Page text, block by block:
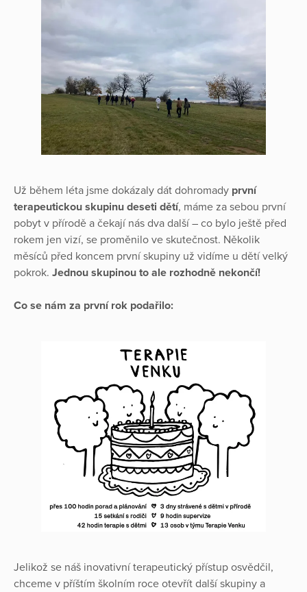
Už během léta jsme dokázaly dát dohromady první
terapeutickou skupinu deseti dětí, máme za sebou první
pobyt v přírodě a čekají nás dva další – co bylo ještě před
rokem jen vizí, se proměnilo ve skutečnost. Několik
měsíců před koncem první skupiny už vidíme u dětí velký
pokrok. Jednou skupinou to ale rozhodně nekončí!
Co se nám za první rok podařilo:
Jelikož se náš inovativní terapeutický přístup osvědčil,
chceme v příštím školním roce otevřít další skupiny a